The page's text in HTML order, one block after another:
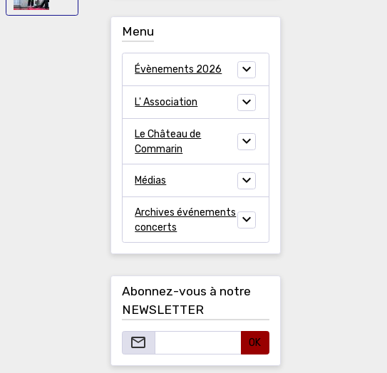
Menu
Évènements 2026
L' Association
Le Château de
Commarin
Médias
Archives événements
concerts
Abonnez-vous à notre
NEWSLETTER
OK